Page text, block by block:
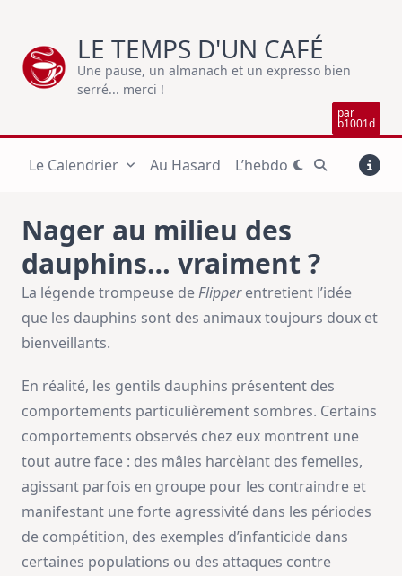
content
LE TEMPS D'UN CAFÉ
Une pause, un almanach et un expresso bien
serré... merci !
par
b1001d
Le Calendrier Au Hasard L’hebdo
Nager au milieu des
dauphins… vraiment ?
La légende trompeuse deFlipperentretient l’idée
que les dauphins sont des animaux toujours doux et
bienveillants.
En réalité, les gentils dauphins présentent des
comportements particulièrement sombres. Certains
comportements observés chez eux montrent une
tout autre face : des mâles harcèlant des femelles,
agissant parfois en groupe pour les contraindre et
manifestant une forte agressivité dans les périodes
de compétition, des exemples d’infanticide dans
certaines populations ou des attaques contre